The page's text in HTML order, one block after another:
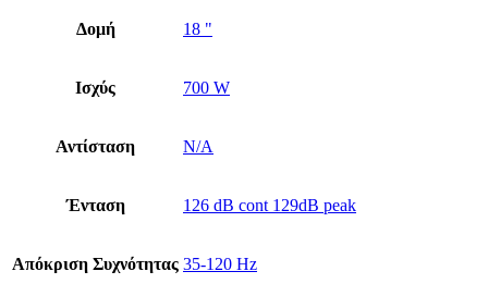
Δομή 18 "
Ισχύς 700 W
Αντίσταση N/A
Ένταση 126 dB cont 129dB peak
Απόκριση Συχνότητας 35-120 Hz